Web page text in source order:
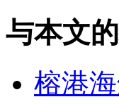
与本文
榕港